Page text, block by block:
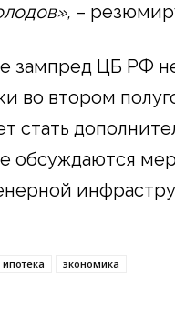
–
зампред ЦБ РФ
во втором
стать
обсуждаются
ипотека экономика